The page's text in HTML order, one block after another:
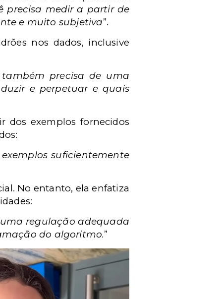
precisa medir a partir de
e muito subjetiva”.
nos dados, inclusive
também precisa de uma
e perpetuar e quais
dos exemplos fornecidos
suficientemente
No entanto, ela enfatiza
regulação adequada
do algoritmo.”